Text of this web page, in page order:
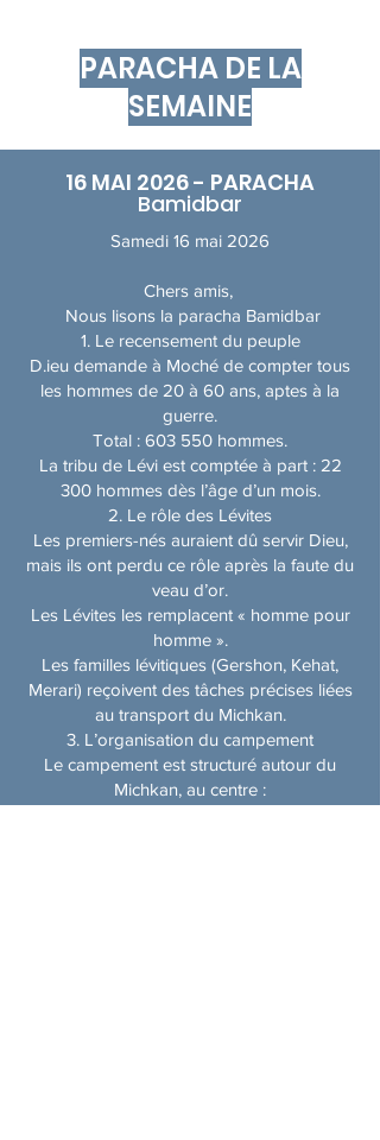
PARACHA DE LA
SEMAINE
16 MAI 2026 - PARACHA
Bamidbar
Samedi 16 mai 2026
Chers amis,
​Nous lisons la paracha Bamidbar
1. Le recensement du peuple
D.ieu demande à Moché de compter tous
les hommes de 20 à 60 ans, aptes à la
guerre.
Total : 603 550 hommes.
La tribu de Lévi est comptée à part : 22
300 hommes dès l’âge d’un mois.
2. Le rôle des Lévites
Les premiers-nés auraient dû servir Dieu,
mais ils ont perdu ce rôle après la faute du
veau d’or.
Les Lévites les remplacent « homme pour
homme ».
Les familles lévitiques (Gershon, Kehat,
Merari) reçoivent des tâches précises liées
au transport du Michkan.
3. L’organisation du campement
Le campement est structuré autour du
Michkan, au centre :